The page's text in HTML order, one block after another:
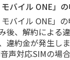
モバイル ONE」
モバイル ONE」
後、解約による
違約金が発生し
声対応SIMの場合